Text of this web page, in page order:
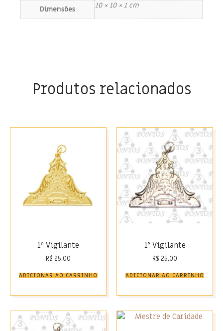
Dimensões 10 × 10 × 1 cm
Produtos relacionados
1º Vigilante
R$ 25,00
ADICIONAR AO CARRINHO
1° Vigilante
R$ 25,00
ADICIONAR AO CARRINHO